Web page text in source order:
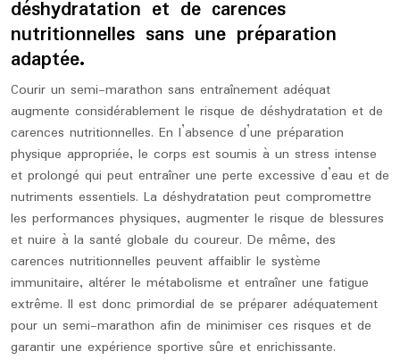
déshydratation et de carences
nutritionnelles sans une préparation
adaptée.
Courir un semi-marathon sans entraînement adéquat
augmente considérablement le risque de déshydratation et de
carences nutritionnelles. En l’absence d’une préparation
physique appropriée, le corps est soumis à un stress intense
et prolongé qui peut entraîner une perte excessive d’eau et de
nutriments essentiels. La déshydratation peut compromettre
les performances physiques, augmenter le risque de blessures
et nuire à la santé globale du coureur. De même, des
carences nutritionnelles peuvent affaiblir le système
immunitaire, altérer le métabolisme et entraîner une fatigue
extrême. Il est donc primordial de se préparer adéquatement
pour un semi-marathon afin de minimiser ces risques et de
garantir une expérience sportive sûre et enrichissante.